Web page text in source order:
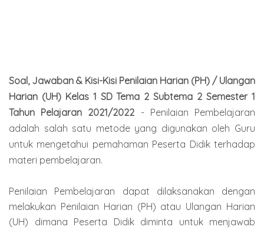
Soal, Jawaban & Kisi-Kisi Penilaian Harian (PH) / Ulangan
Harian (UH) Kelas 1 SD Tema 2 Subtema 2 Semester 1
Tahun Pelajaran 2021/2022 - Penilaian Pembelajaran
adalah salah satu metode yang digunakan oleh Guru
untuk mengetahui pemahaman Peserta Didik terhadap
materi pembelajaran.
Penilaian Pembelajaran dapat dilaksanakan dengan
melakukan Penilaian Harian (PH) atau Ulangan Harian
(UH) dimana Peserta Didik diminta untuk menjawab